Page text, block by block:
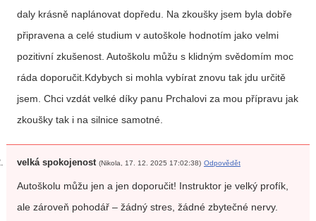
daly krásně naplánovat dopředu. Na zkoušky jsem byla dobře
připravena a celé studium v autoškole hodnotím jako velmi
pozitivní zkušenost. Autoškolu můžu s klidným svědomím moc
ráda doporučit.Kdybych si mohla vybírat znovu tak jdu určitě
jsem. Chci vzdát velké díky panu Prchalovi za mou přípravu jak
zkoušky tak i na silnice samotné.
velká spokojenost (Nikola, 17. 12. 2025 17:02:38) Odpovědět
Autoškolu můžu jen a jen doporučit! Instruktor je velký profík,
ale zároveň pohodář – žádný stres, žádné zbytečné nervy.